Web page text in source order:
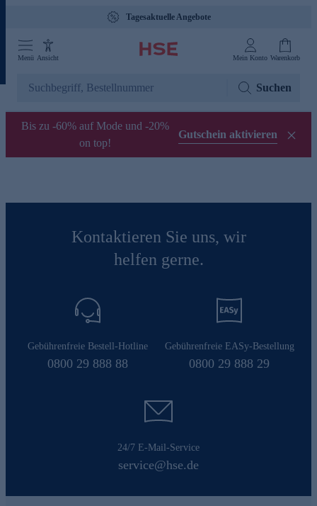
Tagesaktuelle Angebote
Menü Ansicht Mein Konto Warenkorb
Suchen
Bis zu -60% auf Mode und -20%
on top!
Gutschein aktivieren
Kontaktieren Sie uns, wir
helfen gerne.
Gebührenfreie Bestell-Hotline
0800 29 888 88
Gebührenfreie EASy-Bestellung
0800 29 888 29
24/7 E-Mail-Service
service@hse.de